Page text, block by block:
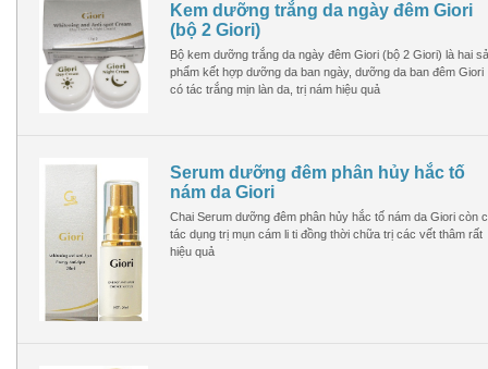
Kem dưỡng trắng da ngày đêm Giori
(bộ 2 Giori)
Bộ kem dưỡng trắng da ngày đêm Giori (bộ 2 Giori) là hai
phẩm kết hợp dưỡng da ban ngày, dưỡng da ban đêm Giori
có tác trắng mịn làn da, trị nám hiệu quả
Serum dưỡng đêm phân hủy hắc tố
nám da Giori
Chai Serum dưỡng đêm phân hủy hắc tố nám da Giori còn
tác dụng trị mụn cám li ti đồng thời chữa trị các vết thâm rất
hiệu quả